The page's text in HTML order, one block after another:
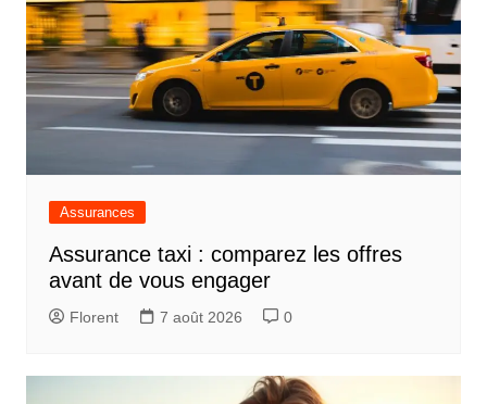
Assurances
Assurance taxi : comparez les offres
avant de vous engager
Florent 7 août 2026 0